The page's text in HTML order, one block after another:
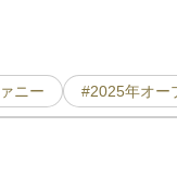
ニー #2025年オー